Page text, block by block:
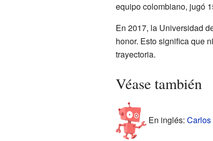
equipo colombiano, jugó
En 2017, la Universidad
honor. Esto significa que
trayectoria.
Véase también
En inglés: Carlos